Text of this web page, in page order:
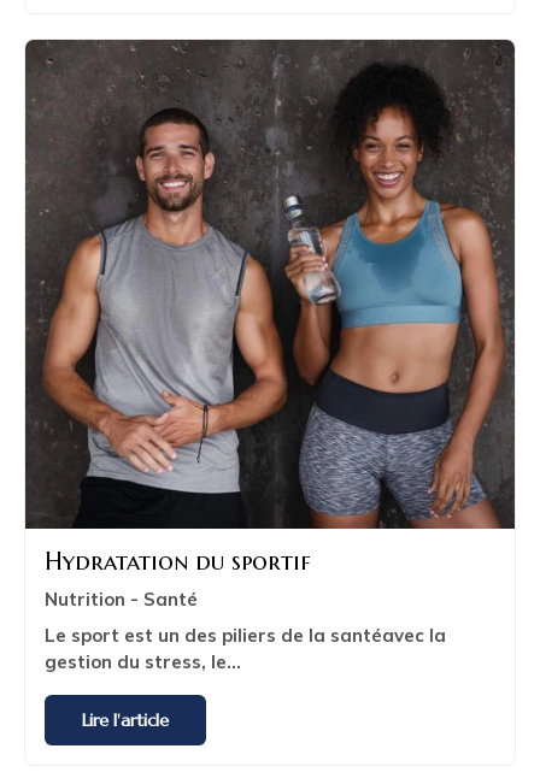
Hydratation du sportif
Nutrition - Santé
Le sport est un des piliers de la santéavec la
gestion du stress, le...
Lire l'article